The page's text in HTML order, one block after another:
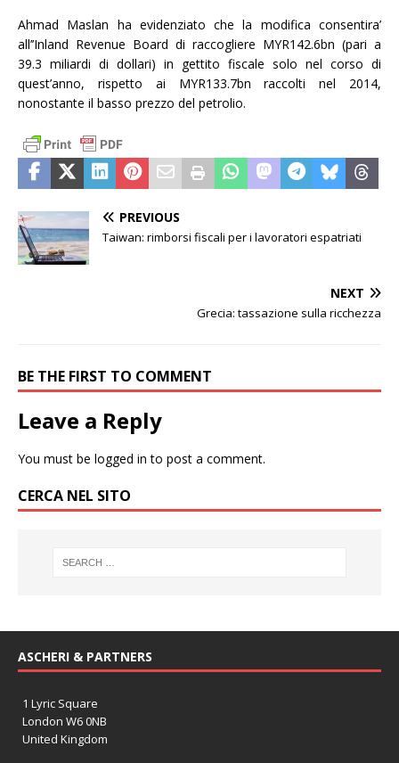
Ahmad Maslan ha evidenziato che la modifica consentira’
all’’Inland Revenue Board di raccogliere MYR142.6bn (pari a
39.3 miliardi di dollari) in gettito fiscale solo nel corso di
quest’anno, rispetto ai MYR133.7bn raccolti nel 2014,
nonostante il basso prezzo del petrolio.
PREVIOUS
Taiwan: rimborsi fiscali per i lavoratori espatriati
NEXT
Grecia: tassazione sulla ricchezza
BE THE FIRST TO COMMENT
Leave a Reply
You must be logged in to post a comment.
CERCA NEL SITO
ASCHERI & PARTNERS
1 Lyric Square
London W6 0NB
United Kingdom